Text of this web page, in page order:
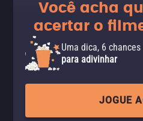
Você acha
acertar o
Uma dica, 6
para adivinhar
JOGUE